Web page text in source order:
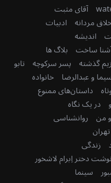
آقای مثبت
مردانه ادبیات
اندیشه
آشنا ساخت بلاگ ها
گذشته پسر سرکوچه تابو
و عبدالرضا خانواده
داستان‌های ممنوع
در یک نگاه
من روانشناسی
زندگی
دختر اِبرام لاشخور
سینما